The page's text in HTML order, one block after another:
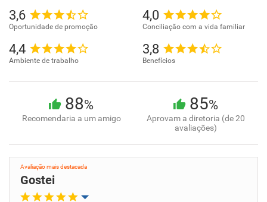
3,6
Oportunidade de promoção
4,0
Conciliação com a vida familiar
4,4
Ambiente de trabalho
3,8
Benefícios
88%
Recomendaria a um amigo
85%
Aprovam a diretoria (de 20
avaliações)
Avaliação mais destacada
Gostei